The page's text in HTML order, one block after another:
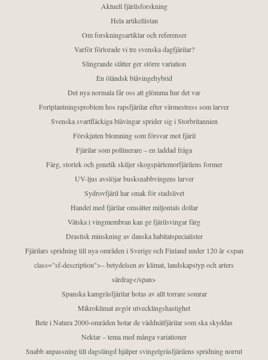
Aktuell fjärilsforskning
Hela artikellistan
Om forskningsartiklar och referenser
Varför förlorade vi tre svenska dagfjärilar?
Slingrande slåtter ger större variation
En öländsk blåvingehybrid
Det nya normala får oss att glömma hur det var
Fortplantningsproblem hos rapsfjärilar efter värmestress som larver
Svenska svartfläckiga blåvingar sprider sig i Storbritannien
Förskjuten blomning som försvar mot fjäril
Fjärilar som pollinerare – en laddad fråga
Färg, storlek och genetik skiljer skogspärlemorfjärilens former
UV-ljus avslöjar busksnabbvingens larver
Sydrovfjäril har smak för stadslivet
Handel med fjärilar omsätter miljontals dollar
Vätska i vingmembran kan ge fjärilsvingar färg
Drastisk minskning av danska habitatspecialister
Fjärilars spridning till nya områden i Sverige och Finland under 120 år <span
class="sf-description">– betydelsen av klimat, landskapstyp och arters
särdrag</span>
Spanska kamgräsfjärilar hotas av allt torrare somrar
Mikroklimat avgör utvecklingshastighet
Bete i Natura 2000-områden hotar de väddnätfjärilar som ska skyddas
Nektar – tema med många variationer
Snabb anpassning till dagslängd hjälper svingelgräsfjärilens spridning norrut